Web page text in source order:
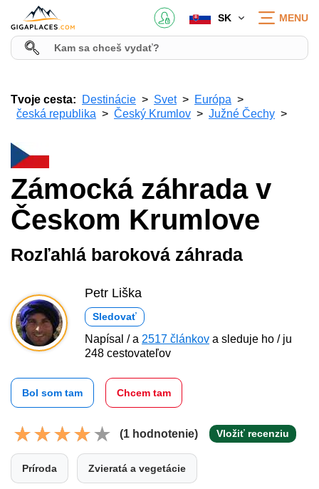
SK MENU
Tvoje cesta: Destinácie Svet
Európa
česká republika
Český Krumlov Južné Čechy
Zámocká záhrada v
Českom Krumlove
Rozľahlá baroková záhrada
Petr Liška
Sledovať
Napísal / a 2517 článkov a sleduje ho / ju
248 cestovateľov
Bol som tam Chcem tam
(1 hodnotenie) Vložiť recenziu
Príroda Zvieratá a vegetácie